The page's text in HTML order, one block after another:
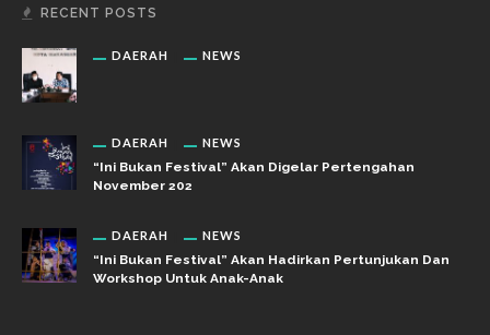
RECENT POSTS
DAERAH NEWS
DAERAH NEWS
“Ini Bukan Festival” Akan Digelar Pertengahan
November 202
DAERAH NEWS
“Ini Bukan Festival” Akan Hadirkan Pertunjukan Dan
Workshop Untuk Anak-Anak